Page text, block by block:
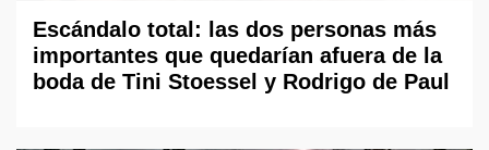
Escándalo total: las dos personas más
importantes que quedarían afuera de la
boda de Tini Stoessel y Rodrigo de Paul